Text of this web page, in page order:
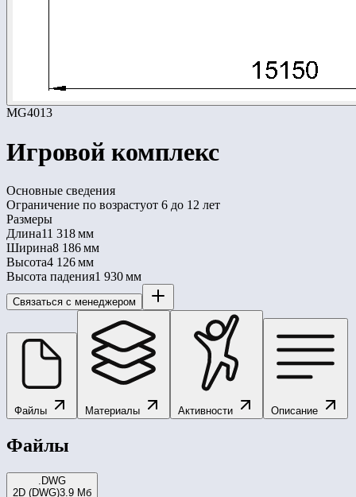
MG4013
Игровой комплекс
Основные сведения
Ограничение по возрастуот 6 до 12 лет
Размеры
Длина11 318 мм
Ширина8 186 мм
Высота4 126 мм
Высота падения1 930 мм
Связаться с менеджером
Файлы Материалы Активности Описание
Файлы
.DWG
2D (DWG)3.9 Мб